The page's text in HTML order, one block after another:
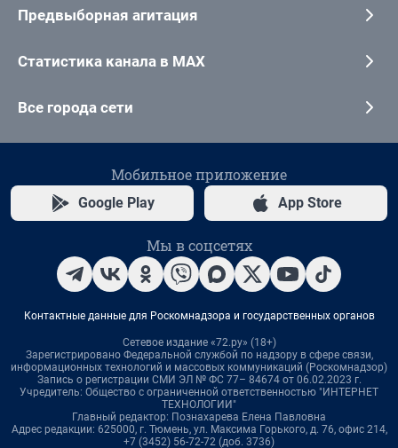
Предвыборная агитация
Статистика канала в MAX
Все города сети
Мобильное приложение
Google Play App Store
Мы в соцсетях
Контактные данные для Роскомнадзора и государственных органов
Сетевое издание «72.ру» (18+)
Зарегистрировано Федеральной службой по надзору в сфере связи,
информационных технологий и массовых коммуникаций (Роскомнадзор)
Запись о регистрации СМИ ЭЛ № ФС 77– 84674 от 06.02.2023 г.
Учредитель: Общество с ограниченной ответственностью "ИНТЕРНЕТ
ТЕХНОЛОГИИ"
Главный редактор: Познахарева Елена Павловна
Адрес редакции: 625000, г. Тюмень, ул. Максима Горького, д. 76, офис 214,
+7 (3452) 56-72-72 (доб. 3736)